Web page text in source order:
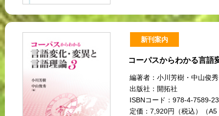
新刊案内
コーパスからわかる言語
編著者： 小川芳樹・中山俊
出版社： 開拓社
ISBNコード： 978-4-7589-
定価： 7,920円（税込）（